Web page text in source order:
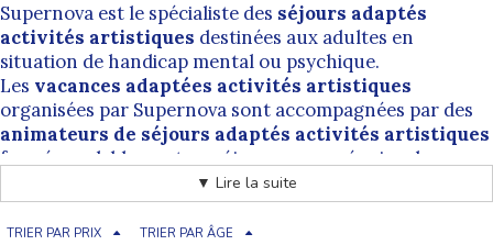
Supernova est le spécialiste des séjours adaptés
activités artistiques destinées aux adultes en
situation de handicap mental ou psychique.
Les vacances adaptées activités artistiques
organisées par Supernova sont accompagnées par des
animateurs de séjours adaptés activités artistiques
formés pralablement au séjour par une équipe de
professionnelle. L'encadrement proposé par nos
animateurs de vacances adaptées activités
artistiques est bienveillant et permet de pratiquer dans
▼ Lire la suite
TRIER PAR PRIX TRIER PAR ÂGE